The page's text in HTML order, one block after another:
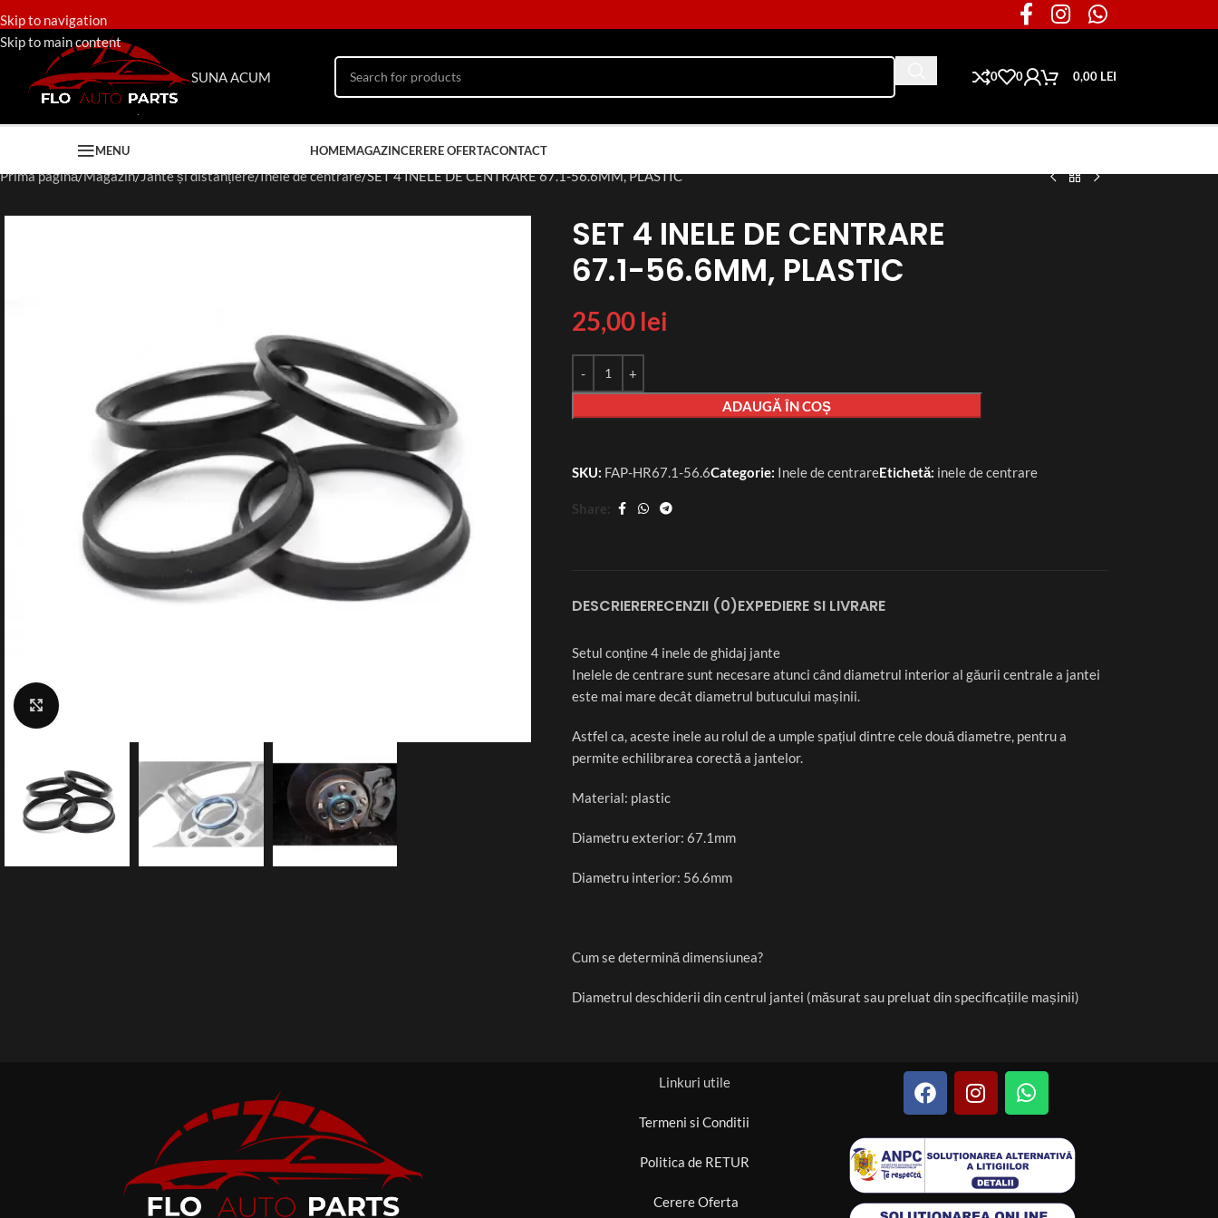
Skip to navigation
Skip to main content
SUNA ACUM 0 0 0,00 LEI
MENU HOMEMAGAZINCERERE OFERTACONTACT
Prima pagină Magazin Jante și distanțiere Inele de centrare SET 4 INELE DE CENTRARE 67.1-56.6MM, PLASTIC
SET 4 INELE DE CENTRARE
67.1-56.6MM, PLASTIC
25,00 lei
ADAUGĂ ÎN COȘ
SKU: FAP-HR67.1-56.6Categorie: Inele de centrareEtichetă: inele de centrare
Share:
DESCRIERERECENZII (0)EXPEDIERE SI LIVRARE
Setul conține 4 inele de ghidaj jante
Inelele de centrare sunt necesare atunci când diametrul interior al găurii centrale a jantei
este mai mare decât diametrul butucului mașinii.
Astfel ca, aceste inele au rolul de a umple spațiul dintre cele două diametre, pentru a
permite echilibrarea corectă a jantelor.
Material: plastic
Diametru exterior: 67.1mm
Diametru interior: 56.6mm
Cum se determină dimensiunea?
Diametrul deschiderii din centrul jantei (măsurat sau preluat din specificațiile mașinii)
Linkuri utile
Termeni si Conditii
Politica de RETUR
Cerere Oferta